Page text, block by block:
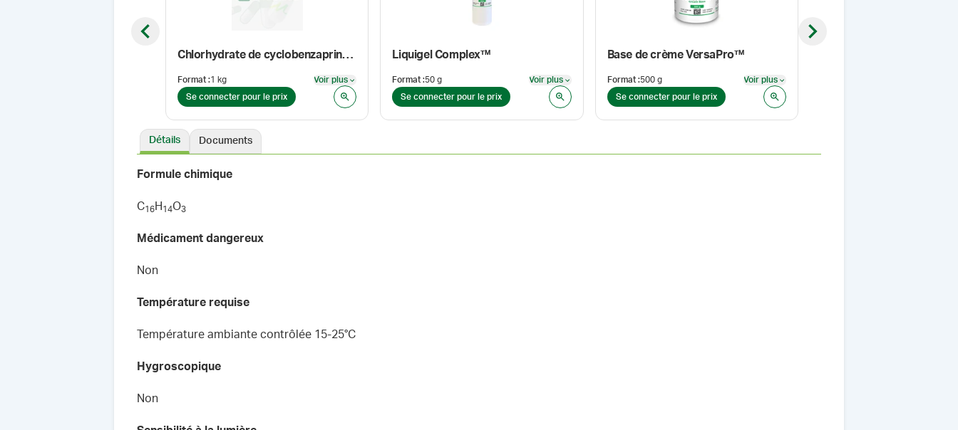
Chlorhydrate de cyclobenzaprine, USP
Format :1 kg Voir plus
Se connecter pour le prix
Liquigel Complex™
Format :50 g Voir plus
Se connecter pour le prix
Base de crème VersaPro™
Format:500 g Voir plus
Se connecter pour le prix
Previous slide Next slide
Détails Documents
Formule chimique
C1 6H 1 4O3
Médicament dangereux
Non
Température requise
Température ambiante contrôlée 15-25°C
Hygroscopique
Non